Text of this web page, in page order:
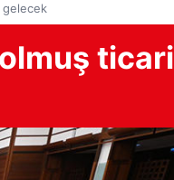
gelecek
ticari